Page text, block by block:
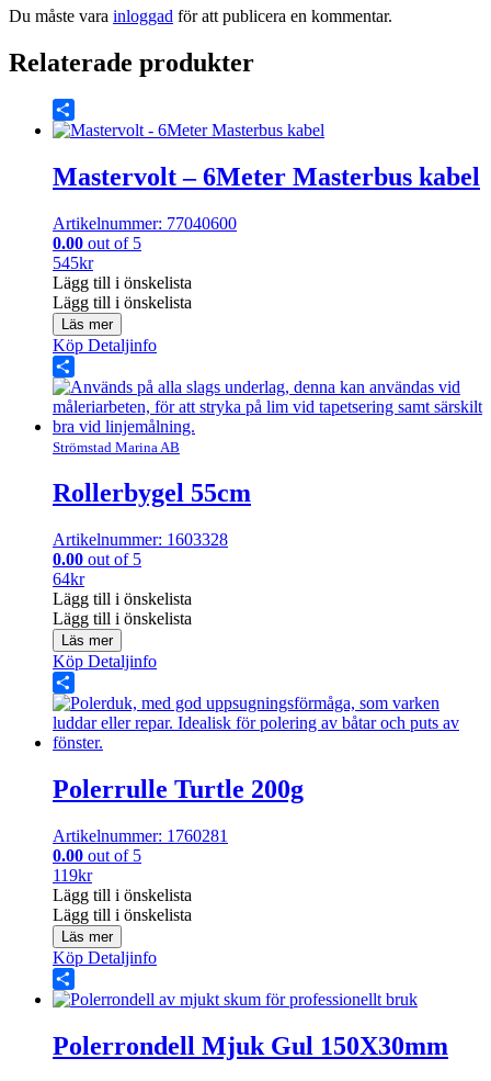
Du måste vara inloggad för att publicera en kommentar.
Relaterade produkter
Share
Mastervolt – 6Meter Masterbus kabel
Artikelnummer: 77040600
0.00 out of 5
545kr
Lägg till i önskelista
Lägg till i önskelista
Läs mer
Köp Detaljinfo
Share
Strömstad Marina AB
Rollerbygel 55cm
Artikelnummer: 1603328
0.00 out of 5
64kr
Lägg till i önskelista
Lägg till i önskelista
Läs mer
Köp Detaljinfo
Share
Polerrulle Turtle 200g
Artikelnummer: 1760281
0.00 out of 5
119kr
Lägg till i önskelista
Lägg till i önskelista
Läs mer
Köp Detaljinfo
Share
Polerrondell Mjuk Gul 150X30mm